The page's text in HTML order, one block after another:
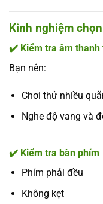
Kinh nghiệm
✔️ Kiểm tra âm thanh
Bạn nên:
Chơi thử nhiều
Nghe độ vang và
✔️ Kiểm tra bàn phím
Phím phải đều
Không kẹt